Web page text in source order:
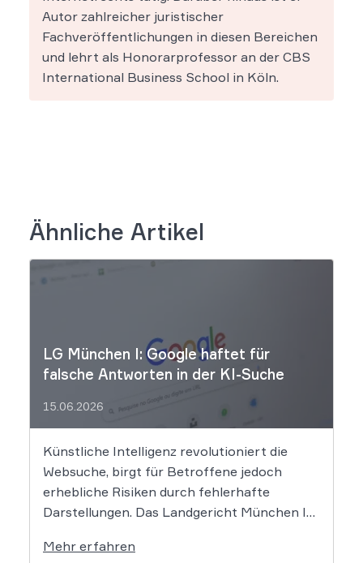
Autor zahlreicher juristischer
Fachveröffentlichungen in diesen Bereichen
und lehrt als Honorarprofessor an der CBS
International Business School in Köln.
Ähnliche Artikel
LG München I: Google haftet für
falsche Antworten in der KI-Suche
15.06.2026
Künstliche Intelligenz revolutioniert die
Websuche, birgt für Betroffene jedoch
erhebliche Risiken durch fehlerhafte
Darstellungen. Das Landgericht München I
rechtliche Grenzen. Werden durch die
Mehr erfahren